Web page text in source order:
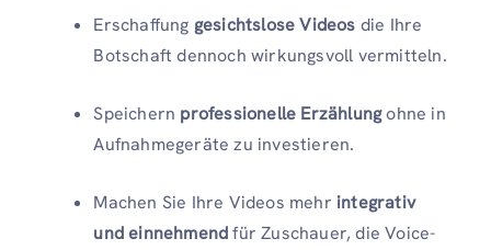
Erschaffung gesichtslose Videos die Ihre
Botschaft dennoch wirkungsvoll vermitteln.
Speichern professionelle Erzählungohne in
Aufnahmegeräte zu investieren.
Machen Sie Ihre Videos mehr integrativ
und einnehmendfür Zuschauer, die Voice-